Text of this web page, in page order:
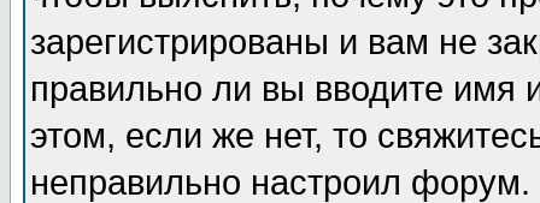
зарегистрированы и вам не
правильно ли вы вводите
этом, если же нет, то
неправильно настроил форум.